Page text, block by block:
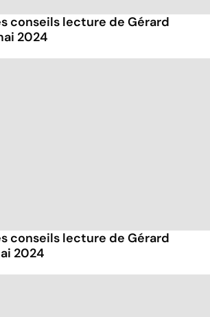
conseils lecture de Gérard
2024
conseils lecture de Gérard
2024